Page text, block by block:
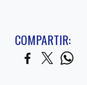
COMPARTIR: